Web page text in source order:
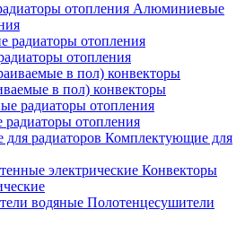
Алюминиевые
отопления
в пол) конвекторы
отопления
Комплектующие для
Конвекторы
Полотенцесушители